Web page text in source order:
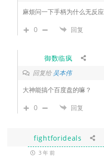
麻烦问一下手柄为什么无反应
0 回复
御数临疯
回复给吴本伟
大神能搞个百度盘的嘛？
0 回复
fightforideals
3 年 前